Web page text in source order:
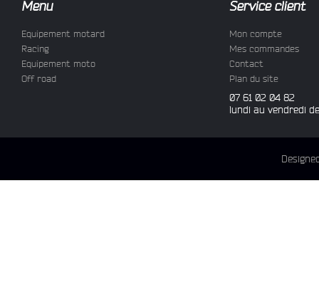
Menu
Equipement motard
Racing
Equipement moto
Off road
Service client
Mon compte
Mes commandes
Contact
Plan du site
07 61 02 04 82
lundi au vendredi